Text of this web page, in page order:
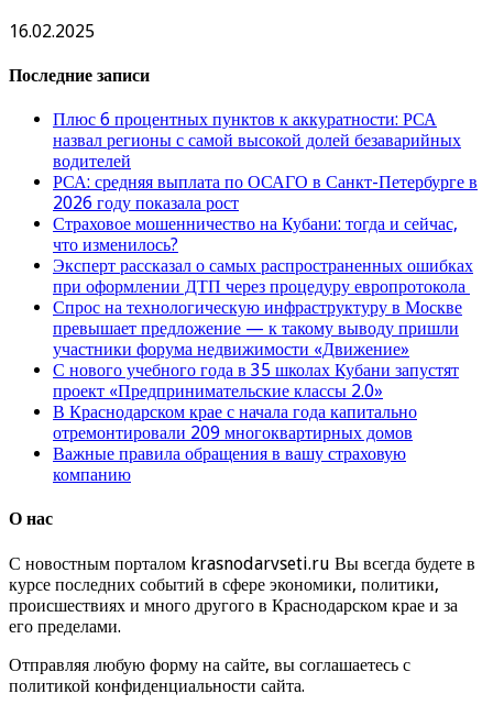
16.02.2025
Последние записи
Плюс 6 процентных пунктов к аккуратности: РСА
назвал регионы с самой высокой долей безаварийных
водителей
РСА: средняя выплата по ОСАГО в Санкт-Петербурге в
2026 году показала рост
Страховое мошенничество на Кубани: тогда и сейчас,
что изменилось?
Эксперт рассказал о самых распространенных ошибках
при оформлении ДТП через процедуру европротокола
Спрос на технологическую инфраструктуру в Москве
превышает предложение — к такому выводу пришли
участники форума недвижимости «Движение»
С нового учебного года в 35 школах Кубани запустят
проект «Предпринимательские классы 2.0»
В Краснодарском крае с начала года капитально
отремонтировали 209 многоквартирных домов
Важные правила обращения в вашу страховую
компанию
О нас
С новостным порталом krasnodarvseti.ru Вы всегда будете в
курсе последних событий в сфере экономики, политики,
происшествиях и много другого в Краснодарском крае и за
его пределами.
Отправляя любую форму на сайте, вы соглашаетесь с
политикой конфиденциальности сайта.